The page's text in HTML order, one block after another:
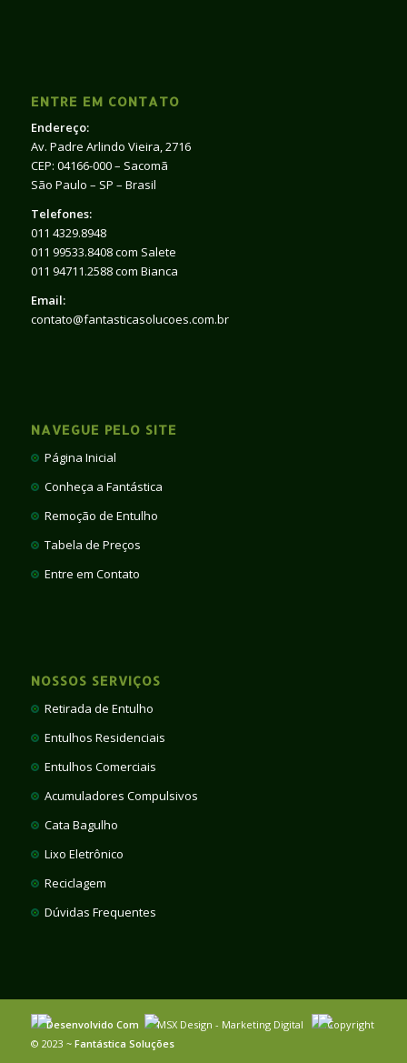
ENTRE EM CONTATO
Endereço:
Av. Padre Arlindo Vieira, 2716
CEP: 04166-000 – Sacomã
São Paulo – SP – Brasil
Telefones:
011 4329.8948
011 99533.8408 com Salete
011 94711.2588 com Bianca
Email:
contato@fantasticasolucoes.com.br
NAVEGUE PELO SITE
Página Inicial
Conheça a Fantástica
Remoção de Entulho
Tabela de Preços
Entre em Contato
NOSSOS SERVIÇOS
Retirada de Entulho
Entulhos Residenciais
Entulhos Comerciais
Acumuladores Compulsivos
Cata Bagulho
Lixo Eletrônico
Reciclagem
Dúvidas Frequentes
Desenvolvido Com MSX Design - Marketing Digital
Copyright
© 2023 ~ Fantástica Soluções